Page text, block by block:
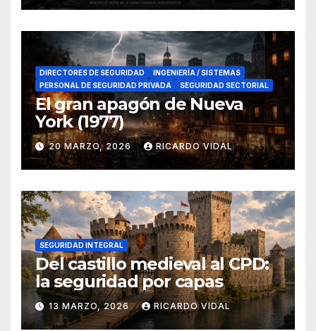
DIRECTORES DE SEGURIDAD
INGENIERÍA / SISTEMAS
PERSONAL DE SEGURIDAD PRIVADA
SEGURIDAD SECTORIAL
El gran apagón de Nueva
York (1977)
20 MARZO, 2026 RICARDO VIDAL
SEGURIDAD INTEGRAL
Del castillo medieval al CPD:
la seguridad por capas
13 MARZO, 2026 RICARDO VIDAL